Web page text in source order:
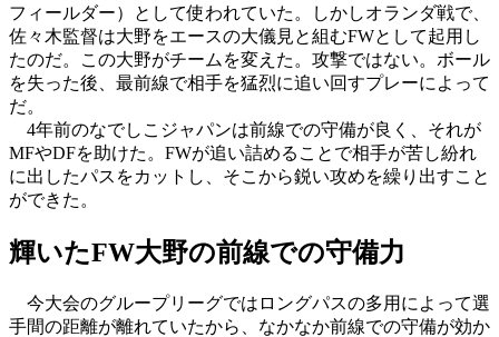
フィールダー）として使われていた。しかしオランダ戦で、
佐々木監督は大野をエースの大儀見と組むFWとして起用し
たのだ。この大野がチームを変えた。攻撃ではない。ボール
を失った後、最前線で相手を猛烈に追い回すプレーによって
だ。
4年前のなでしこジャパンは前線での守備が良く、それが
MFやDFを助けた。FWが追い詰めることで相手が苦し紛れ
に出したパスをカットし、そこから鋭い攻めを繰り出すこと
ができた。
輝いたFW大野の前線での守備力
今大会のグループリーグではロングパスの多用によって選
手間の距離が離れていたから、なかなか前線での守備が効か